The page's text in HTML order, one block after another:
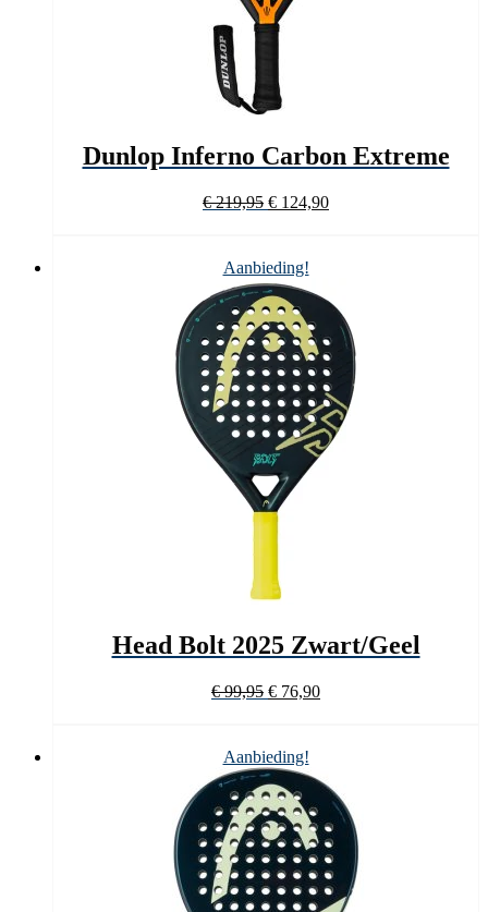
Dunlop Inferno Carbon Extreme
€219,95 Oorspronkelijke
€ 219,95.
€ 124,90Huidige
Aanbieding!
Head Bolt 2025 Zwart/Geel
€99,95 Oorspronkelijke
€ 99,95.
€ 76,90Huidige
Aanbieding!